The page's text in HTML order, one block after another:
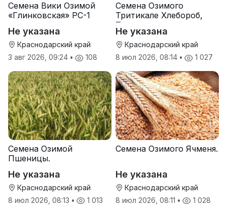
Семена Вики Озимой
«Глинковская» РС-1
Не указана
Краснодарский край
3 авг 2026, 09:24 • 108
Семена Озимого
Тритикале Хлебороб,
Тихон
Не указана
Краснодарский край
8 июл 2026, 08:14 • 1 027
Семена Озимой
Пшеницы.
Не указана
Краснодарский край
8 июл 2026, 08:13 • 1 013
Семена Озимого Ячменя.
Не указана
Краснодарский край
8 июл 2026, 08:11 • 1 028